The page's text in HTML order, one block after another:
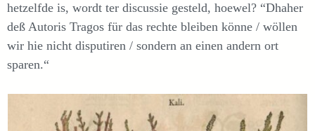
hetzelfde is, wordt ter discussie gesteld, hoewel? “Dhaher
deß Autoris Tragos für das rechte bleiben könne / wöllen
wir hie nicht disputiren / sondern an einen andern ort
sparen.“